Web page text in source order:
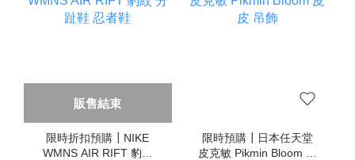
販售結束
限時折扣預購┃NIKE
WMNS AIR RIFT 豹紋
限時預購┃日本任天堂
皮克敏 Pikmin Bloom 皮